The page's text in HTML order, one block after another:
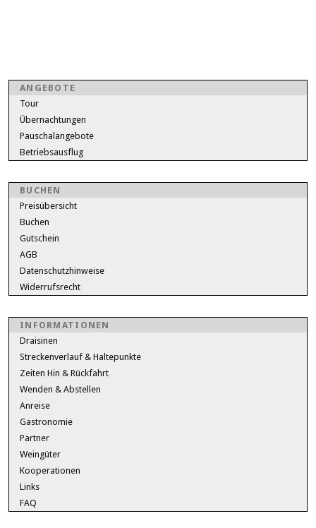
ANGEBOTE
Tour
Übernachtungen
Pauschalangebote
Betriebsausflug
BUCHEN
Preisübersicht
Buchen
Gutschein
AGB
Datenschutzhinweise
Widerrufsrecht
INFORMATIONEN
Draisinen
Streckenverlauf & Haltepunkte
Zeiten Hin & Rückfahrt
Wenden & Abstellen
Anreise
Gastronomie
Partner
Weingüter
Kooperationen
Links
FAQ